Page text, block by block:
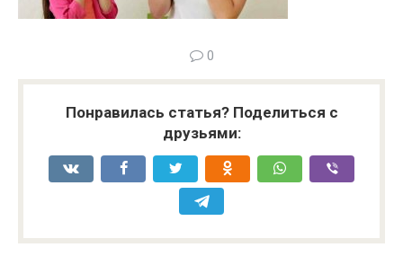
0
Понравилась статья? Поделиться с
друзьями: